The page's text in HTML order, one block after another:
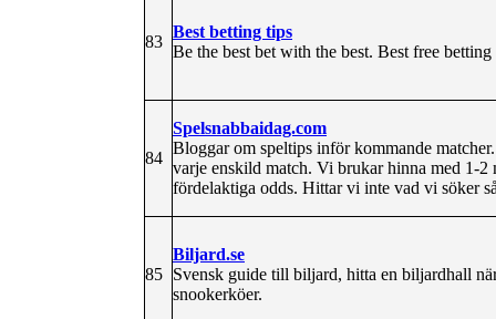
83
Best betting tips
Be the best bet with the best. Best free betting
84
Spelsnabbaidag.com
Bloggar om speltips inför kommande
varje enskild match. Vi brukar hinna med 1-
fördelaktiga odds. Hittar vi inte vad vi söker
85
Biljard.se
Svensk guide till biljard, hitta en biljardhall
snookerköer.